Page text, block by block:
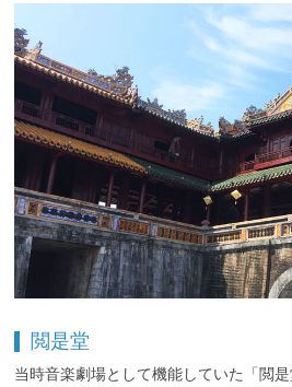
閲是堂
当時音楽劇場として機能していた「閲